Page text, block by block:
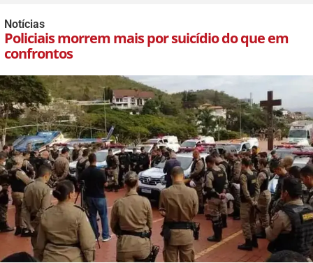
Notícias
Policiais morrem mais por suicídio do que em
confrontos